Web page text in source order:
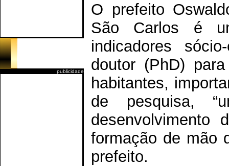
publicidade
O prefeito
São Carlos é
indicadores
doutor (PhD)
habitantes,
de pesquisa,
desenvolvimento
formação de mão
prefeito.